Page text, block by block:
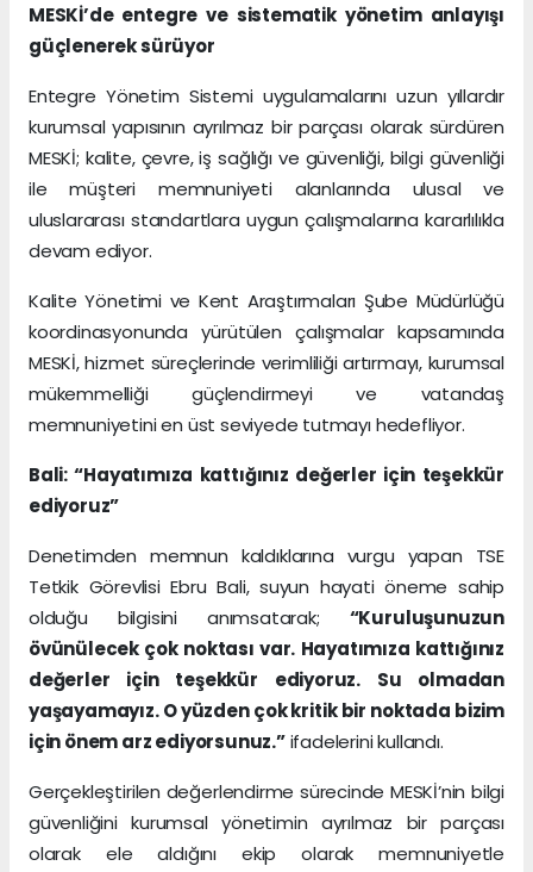
MESKİ’de entegre ve sistematik yönetim anlayışı
güçlenerek sürüyor
Entegre Yönetim Sistemi uygulamalarını uzun yıllardır
kurumsal yapısının ayrılmaz bir parçası olarak sürdüren
MESKİ; kalite, çevre, iş sağlığı ve güvenliği, bilgi güvenliği
ile müşteri memnuniyeti alanlarında ulusal ve
uluslararası standartlara uygun çalışmalarına kararlılıkla
devam ediyor.
Kalite Yönetimi ve Kent Araştırmaları Şube Müdürlüğü
koordinasyonunda yürütülen çalışmalar kapsamında
MESKİ, hizmet süreçlerinde verimliliği artırmayı, kurumsal
mükemmelliği güçlendirmeyi ve vatandaş
memnuniyetini en üst seviyede tutmayı hedefliyor.
Bali: “Hayatımıza kattığınız değerler için teşekkür
ediyoruz”
Denetimden memnun kaldıklarına vurgu yapan TSE
Tetkik Görevlisi Ebru Bali, suyun hayati öneme sahip
olduğu bilgisini anımsatarak; “Kuruluşunuzun
övünülecek çok noktası var. Hayatımıza kattığınız
değerler için teşekkür ediyoruz. Su olmadan
yaşayamayız. O yüzden çok kritik bir noktada bizim
için önem arz ediyorsunuz.”ifadelerini kullandı.
Gerçekleştirilen değerlendirme sürecinde MESKİ’nin bilgi
güvenliğini kurumsal yönetimin ayrılmaz bir parçası
olarak ele aldığını ekip olarak memnuniyetle